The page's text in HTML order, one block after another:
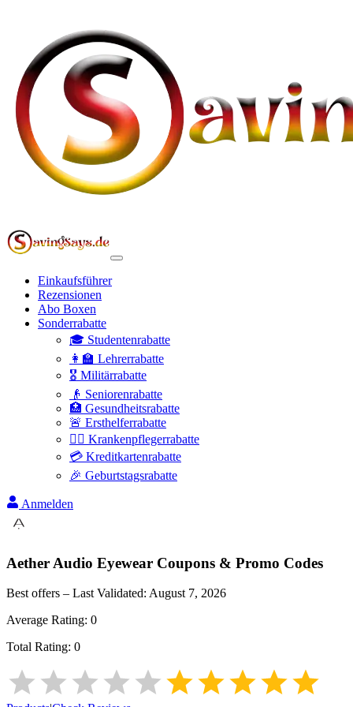
Einkaufsführer
Rezensionen
Abo Boxen
Sonderrabatte
🎓 Studentenrabatte
👩‍🏫 Lehrerrabatte
🎖️ Militärrabatte
👴 Seniorenrabatte
🏥 Gesundheitsrabatte
🚨 Ersthelferrabatte
👩‍⚕️ Krankenpflegerrabatte
💳 Kreditkartenrabatte
🎉 Geburtstagsrabatte
Anmelden
Aether Audio Eyewear Coupons & Promo Codes
Best offers – Last Validated: August 7, 2026
Average Rating: 0
Total Rating: 0